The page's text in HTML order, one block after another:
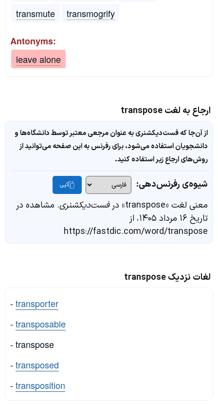
transmute
transmogrify
Antonyms:
leave alone
ارجاع به لغت transpose
از آن‌جا که فست‌دیکشنری به عنوان مرجعی معتبر توسط دانشگاه‌ها و
دانشجویان استفاده می‌شود، برای رفرنس به این صفحه می‌توانید از
روش‌های ارجاع زیر استفاده کنید.
شیوه‌ی رفرنس‌دهی: کپی
معنی لغت «transpose» در فست‌دیکشنری. مشاهده در
تاریخ ۱۶ مرداد ۱۴۰۵، از
https://fastdic.com/word/transpose
لغات نزدیک transpose
-transporter
-transposable
- transpose
-transposed
-transposition